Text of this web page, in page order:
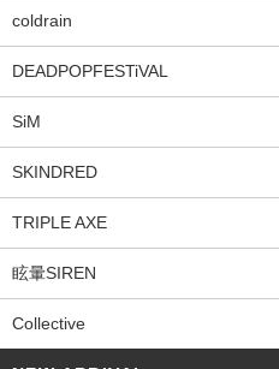
coldrain
DEADPOPFESTiVAL
SiM
SKINDRED
TRIPLE AXE
眩暈SIREN
Collective